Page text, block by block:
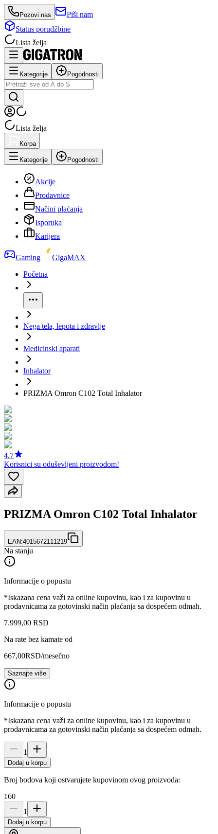
Pozovi nas
Piši nam
Status porudžbine
Lista želja
Kategorije Pogodnosti
Lista želja
Korpa
Kategorije Pogodnosti
Akcije
Prodavnice
Načini plaćanja
Isporuka
Karijera
Gaming
GigaMAX
Početna
Nega tela, lepota i zdravlje
Medicinski aparati
Inhalator
PRIZMA Omron C102 Total Inhalator
4.7
Korisnici su oduševljeni proizvodom!
PRIZMA Omron C102 Total Inhalator
EAN:4015672111219
Na stanju
Informacije o popustu
*Iskazana cena važi za online kupovinu, kao i za kupovinu u
prodavnicama za gotovinski način plaćanja sa dospećem odmah.
7.999,00 RSD
Na rate bez kamate od
667,00RSD/mesečno
Saznajte više
Informacije o popustu
*Iskazana cena važi za online kupovinu, kao i za kupovinu u
prodavnicama za gotovinski način plaćanja sa dospećem odmah.
1
Dodaj u korpu
Broj bodova koji ostvarujete kupovinom ovog proizvoda:
160
1
Dodaj u korpu